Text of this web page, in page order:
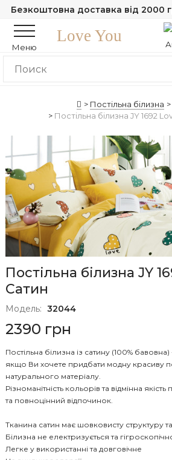
Безкоштовна доставка від 2000
Меню
Love You
Постільна білизна
Постільна білизна JY 1692
Постільна білизна JY
Сатин
Модель: 32044
2390 грн
Постільна білизна із сатину (100%
якщо Ви хочете придбати модну красиву
натурального матеріалу.
Різноманітність кольорів та відмінна
та повноцінний відпочинок.
Тканина сатин має шовковисту структуру
Білизна не електризується та
Легке у використанні та довговічне